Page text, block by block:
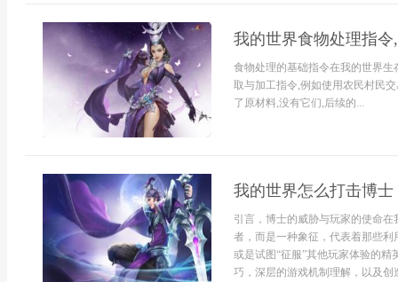
我的世界食物处理指
食物处理的基础指令在我的世界
取与加工指令,例如使用农民村民
了原材料,没有它们,后续的...
我的世界怎么打击博
引言，博士的威胁与玩家的使命
者，而是一种象征，代表着那些
或是试图“征服”其他玩家体验的
巧，深层的游戏机制理解，以及